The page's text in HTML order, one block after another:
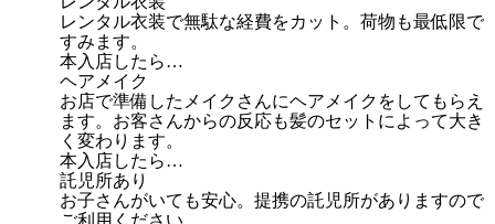
レンタル衣装で無駄な経費をカット。荷物も最低限で
すみます。
本入店したら…
ヘアメイク
お店で準備したメイクさんにヘアメイクをしてもらえ
ます。お客さんからの反応も髪のセットによって大き
く変わります。
本入店したら…
託児所あり
お子さんがいても安心。提携の託児所がありますので
ご利用ください。